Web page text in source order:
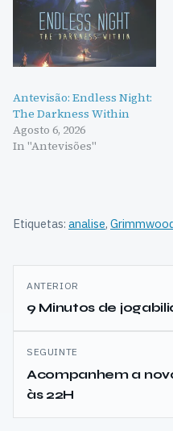
Antevisão: Endless Night:
The Darkness Within
Agosto 6, 2026
In "Antevisões"
Etiquetas: analise,
Navegação
de
artigos
ANTERIOR
9 Minutos de
SEGUINTE
Acompanhem a
às 22H